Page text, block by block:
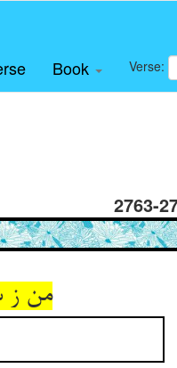
Book Verse:
2763-
من ز